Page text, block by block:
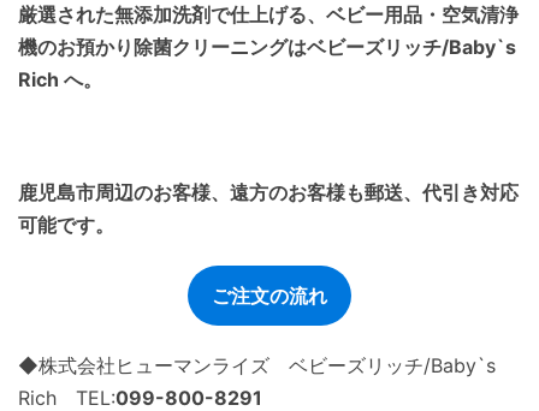
厳選された無添加洗剤で仕上げる、ベビー用品・空気清浄
機のお預かり除菌クリーニングはベビーズリッチ/Baby`s
Rich へ。
鹿児島市周辺のお客様、遠方のお客様も郵送、代引き対応
可能です。
ご注文の流れ
◆株式会社ヒューマンライズ ベビーズリッチ/Baby`s
Rich TEL:099-800-8291